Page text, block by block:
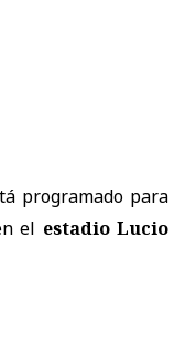
programado para
el estadio Lucio